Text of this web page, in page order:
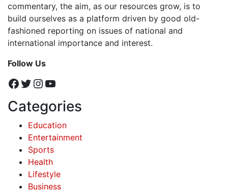
commentary, the aim, as our resources grow, is to
build ourselves as a platform driven by good old-
fashioned reporting on issues of national and
international importance and interest.
Follow Us
Facebook
Twitter
Instagram
YouTube
Categories
Education
Entertainment
Sports
Health
Lifestyle
Business